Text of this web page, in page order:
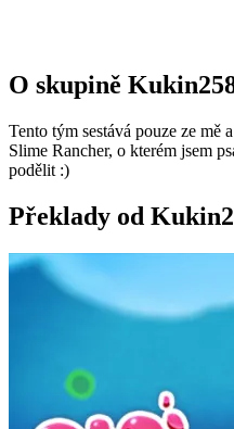
O skupině
Tento tým sestává pouze ze mě
Slime Rancher, o kterém jsem
podělit :)
Překlady od